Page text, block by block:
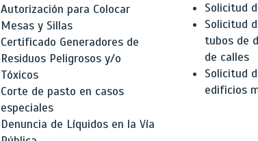
Autorización para Colocar
Mesas y Sillas
Certificado Generadores de
Residuos Peligrosos y/o
Tóxicos
Corte de pasto en casos
especiales
Denuncia de Líquidos en la Vía
Solicitud
Solicitud
tubos de
de calles
Solicitud
edificios